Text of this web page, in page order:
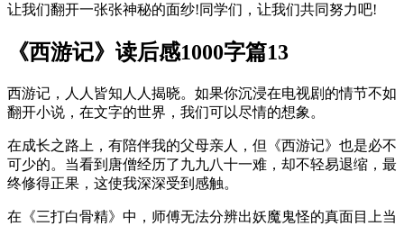
让我们翻开一张张神秘的面纱!同学们，让我们共同努力吧!
《西游记》读后感1000字篇13
西游记，人人皆知人人揭晓。如果你沉浸在电视剧的情节不如
翻开小说，在文字的世界，我们可以尽情的想象。
在成长之路上，有陪伴我的父母亲人，但《西游记》也是必不
可少的。当看到唐僧经历了九九八十一难，却不轻易退缩，最
终修得正果，这使我深深受到感触。
在《三打白骨精》中，师傅无法分辨出妖魔鬼怪的真面目上当